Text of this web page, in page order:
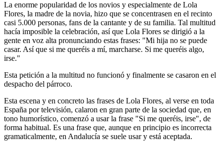
La enorme popularidad de los novios y especialmente de Lola
Flores, la madre de la novia, hizo que se concentrasen en el recinto
casi 5.000 personas, fans de la cantante y de su familia. Tal multitud
hacía imposible la celebración, así que Lola Flores se dirigió a la
gente en voz alta pronunciando estas frases: "Mi hija no se puede
casar. Así que si me queréis a mí, marcharse. Si me queréis algo,
irse."
Esta petición a la multitud no funcionó y finalmente se casaron en el
despacho del párroco.
Esta escena y en concreto las frases de Lola Flores, al verse en toda
España por televisión, calaron en gran parte de la sociedad que, en
tono humorístico, comenzó a usar la frase "Si me queréis, irse", de
forma habitual. Es una frase que, aunque en principio es incorrecta
gramaticalmente, en Andalucía se suele usar y está aceptada.